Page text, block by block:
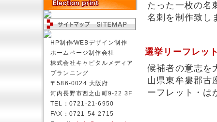
たった一枚の名
名刺を制作致し
選挙リーフレッ
候補者の意志を
山県東牟婁郡古
ーフレット・は
HP制作⁄WEBデザイン制作
ホームページ制作会社
株式会社キャピタルメディア
プランニング
〒586-0024 大阪府
河内長野市西之山町9-22 3F
TEL：0721-21-6950
FAX：0721-54-2715